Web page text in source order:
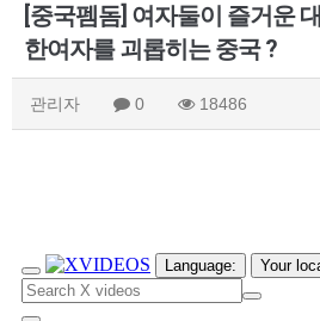
[중국펨돔] 여자둘이 즐거운
한여자를 괴롭히는 중국 ?
관리자 0 18486